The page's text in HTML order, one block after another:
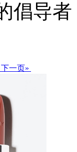
倡导
下一页»